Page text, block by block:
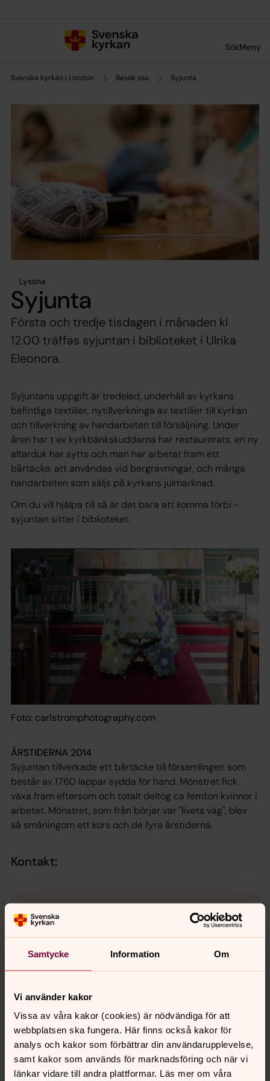
Samtycke Information Om
Vi använder kakor
Vissa av våra kakor (cookies) är nödvändiga för att
webbplatsen ska fungera. Här finns också kakor för
analys och kakor som förbättrar din användarupplevelse,
samt kakor som används för marknadsföring och när vi
länkar vidare till andra plattformar. Läs mer om våra
SökMeny
Svenska kyrkan i London Besök oss Syjunta
Lyssna
Syjunta
Första och tredje tisdagen i månaden kl
12.00 träffas syjuntan i biblioteket i Ulrika
Eleonora.
Syjuntans uppgift är tredelad, underhåll av kyrkans
befintliga textilier, nytillverkninga av textilier till kyrkan
och tillverkning av handarbeten till försäljning. Under
åren har t ex kyrkbänkskuddarna har restaurerats, en ny
altarduk har sytts och man har arbetat fram ett
bårtäcke, att användas vid bergravningar, och många
handarbeten som säljs på kyrkans julmarknad.
Om du vill hjälpa till så är det bara att komma förbi -
syjuntan sitter i biblioteket.
Foto: carlstromphotography.com
ÅRSTIDERNA 2014
Syjuntan tillverkade ett bårtäcke till församlingen som
består av 1760 lappar sydda för hand. Mönstret fick
växa fram eftersom och totalt deltog ca femton kvinnor i
arbetet. Mönstret, som från börjar var "livets väg", blev
så småningom ett kors och de fyra årstiderna.
Kontakt: